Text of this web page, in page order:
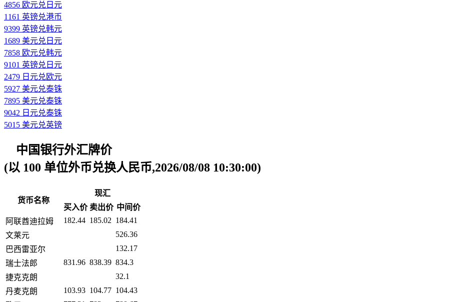
4856 欧元兑日元
1161 英镑兑港币
9399 英镑兑韩元
1689 美元兑日元
7858 欧元兑韩元
9101 英镑兑日元
2479 日元兑欧元
5927 美元兑泰铢
7895 美元兑泰铢
9042 日元兑泰铢
5015 美元兑英镑
中国银行外汇牌价
(以 100 单位外币兑换人民币,2026/08/08 10:30:00)
货币名称
现汇
买入价 卖出价 中间价
阿联酋迪拉姆
182.44 185.02 184.41
文莱元
526.36
巴西雷亚尔
132.17
瑞士法郎
831.96 838.39 834.3
捷克克朗
32.1
丹麦克朗
103.93 104.77 104.43